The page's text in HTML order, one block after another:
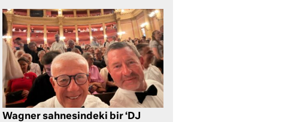
Wagner sahnesindeki bir ‘DJ